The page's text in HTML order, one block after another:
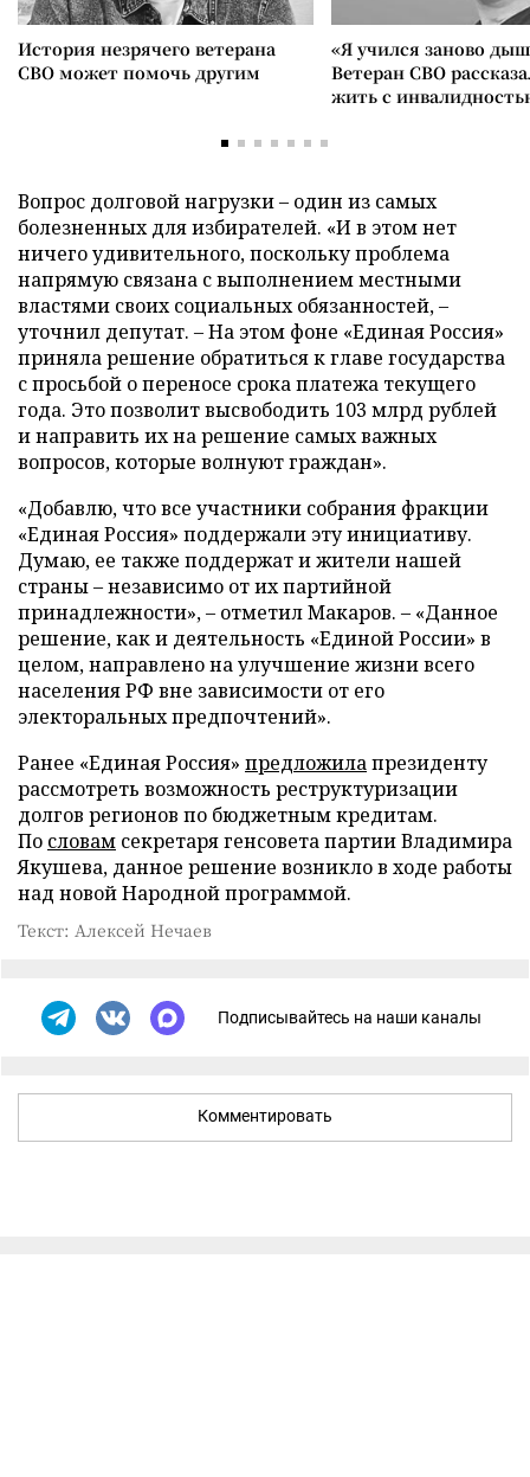
История незрячего ветерана
СВО может помочь другим
«Я учился заново
Ветеран СВО
жить с
Вопрос долговой нагрузки – один из самых
болезненных для избирателей. «И в этом нет
ничего удивительного, поскольку проблема
напрямую связана с выполнением местными
властями своих социальных обязанностей, –
уточнил депутат. – На этом фоне «Единая Россия»
приняла решение обратиться к главе государства
с просьбой о переносе срока платежа текущего
года. Это позволит высвободить 103 млрд рублей
и направить их на решение самых важных
вопросов, которые волнуют граждан».
«Добавлю, что все участники собрания фракции
«Единая Россия» поддержали эту инициативу.
Думаю, ее также поддержат и жители нашей
страны – независимо от их партийной
принадлежности», – отметил Макаров. – «Данное
решение, как и деятельность «Единой России» в
целом, направлено на улучшение жизни всего
населения РФ вне зависимости от его
электоральных предпочтений».
Ранее «Единая Россия» предложилапрезиденту
рассмотреть возможность реструктуризации
долгов регионов по бюджетным кредитам.
По словам секретаря генсовета партии Владимира
Якушева, данное решение возникло в ходе работы
над новой Народной программой.
Текст: Алексей Нечаев
Подписывайтесь на наши каналы
Комментировать